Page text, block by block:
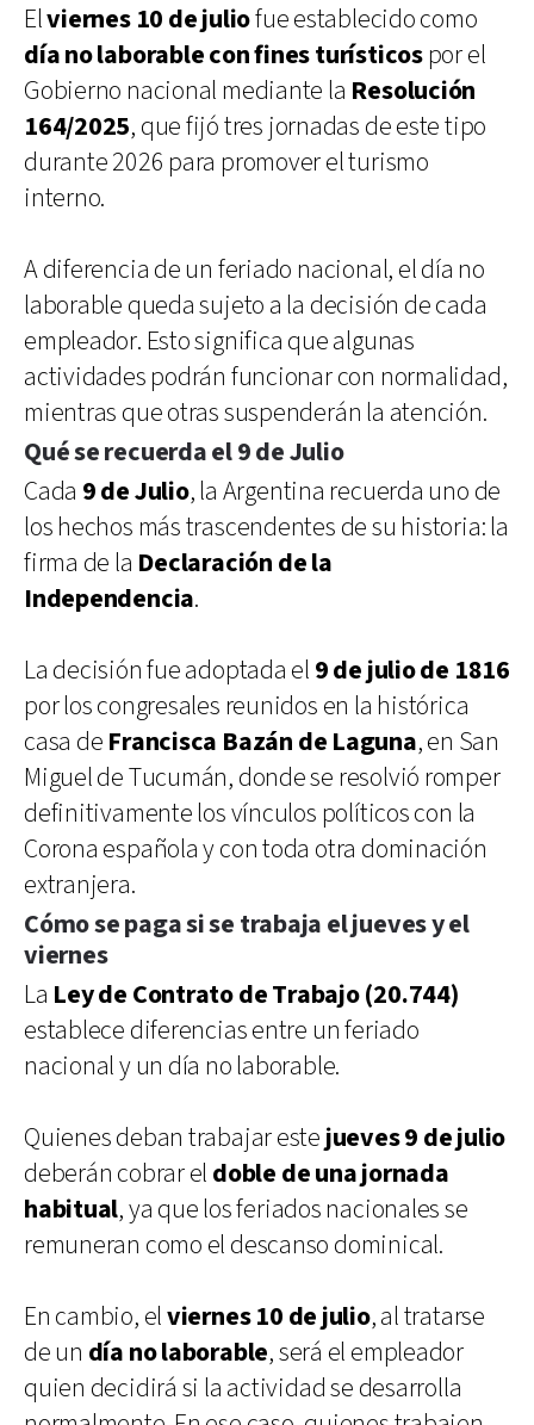
Elviernes 10 de juliofue establecido como
día no laborable con fines turísticospor el
Gobierno nacional mediante la Resolución
164/2025, que fijó tres jornadas de este tipo
durante 2026 para promover el turismo
interno.
A diferencia de un feriado nacional, el día no
laborable queda sujeto a la decisión de cada
empleador. Esto significa que algunas
actividades podrán funcionar con normalidad,
mientras que otras suspenderán la atención.
Qué se recuerda el 9 de Julio
Cada 9 de Julio, la Argentina recuerda uno de
los hechos más trascendentes de su historia: la
firma de la Declaración de la
Independencia.
La decisión fue adoptada el 9 de julio de 1816
por los congresales reunidos en la histórica
casa de Francisca Bazán de Laguna, en San
Miguel de Tucumán, donde se resolvió romper
definitivamente los vínculos políticos con la
Corona española y con toda otra dominación
extranjera.
Cómo se paga si se trabaja el jueves y el
viernes
La Ley de Contrato de Trabajo (20.744)
establece diferencias entre un feriado
nacional y un día no laborable.
Quienes deban trabajar este jueves 9 de julio
deberán cobrar el doble de una jornada
habitual, ya que los feriados nacionales se
remuneran como el descanso dominical.
En cambio, elviernes 10 de julio, al tratarse
de un día no laborable, será el empleador
quien decidirá si la actividad se desarrolla